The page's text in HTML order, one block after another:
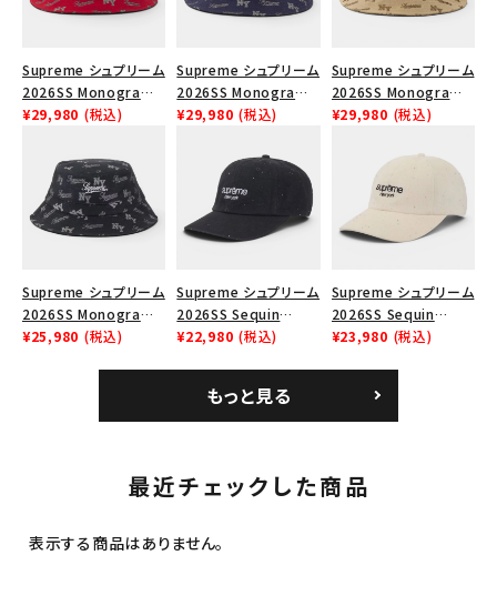
キーワードから探す
search
人気ワード 2026SS 2025AW
Tシャツ・ロングスリーブ
キャップ・ハット
パーカー・クルーネック
ショルダー・ウエストバッグ
ブラックスウェット
コラボレーションブランドから探す
価格から探す
Supreme シュプリーム
2026SS Monogram
Crusher Hat モノグラ
¥29,980 (税込)
Supreme シュプリーム
2026SS Monogram
Crusher Hat モノグラ
¥29,980 (税込)
Supreme シュプリーム
2026SS Monogram
Crusher Hat モノグラ
¥29,980 (税込)
Supreme シュプリーム
2026SS Monogram
Crusher Hat モノグラ
¥25,980 (税込)
Supreme シュプリーム
2026SS Sequin
Denim Classic Logo
6パネルキャップ インデ
ィゴ
¥22,980 (税込)
Supreme シュプリーム
2026SS Sequin
Denim Classic Logo
6パネルキャップ ナチュ
ラル
¥23,980 (税込)
もっと見る
最近チェックした商品
表示する商品はありません。